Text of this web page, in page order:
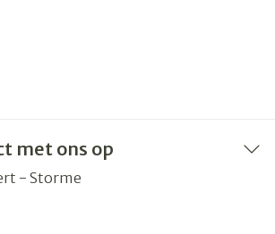
met ons op
- Storme